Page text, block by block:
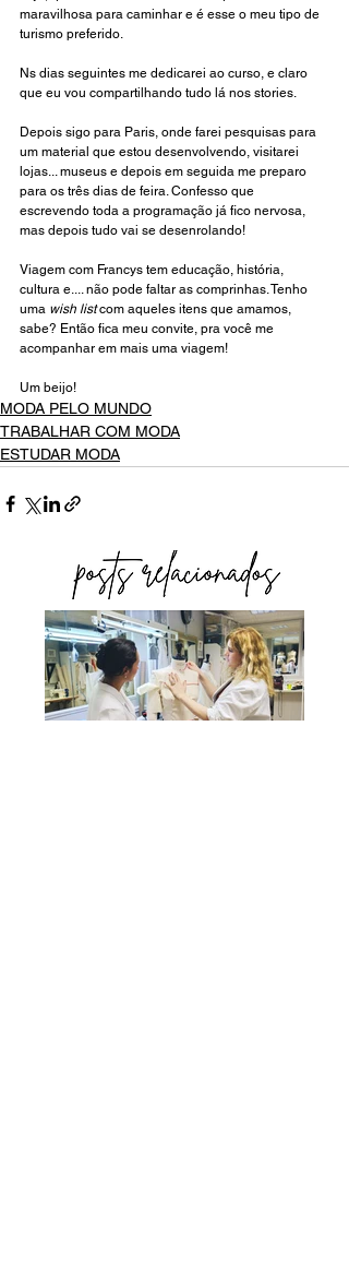
maravilhosa para caminhar e é esse o meu tipo de
turismo preferido.
Ns dias seguintes me dedicarei ao curso, e claro
que eu vou compartilhando tudo lá nos stories.
Depois sigo para Paris, onde farei pesquisas para
um material que estou desenvolvendo, visitarei
lojas... museus e depois em seguida me preparo
para os três dias de feira. Confesso que
escrevendo toda a programação já fico nervosa,
mas depois tudo vai se desenrolando!
Viagem com Francys tem educação, história,
cultura e.... não pode faltar as comprinhas. Tenho
uma wish list com aqueles itens que amamos,
sabe? Então fica meu convite, pra você me
acompanhar em mais uma viagem!
Um beijo!
MODA PELO MUNDO
TRABALHAR COM MODA
ESTUDAR MODA